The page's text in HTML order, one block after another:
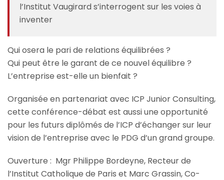
l’Institut Vaugirard s’interrogent sur les voies à
inventer
Qui osera le pari de relations équilibrées ?
Qui peut être le garant de ce nouvel équilibre ?
L’entreprise est-elle un bienfait ?
Organisée en partenariat avec ICP Junior Consulting,
cette conférence-débat est aussi une opportunité
pour les futurs diplômés de l’ICP d’échanger sur leur
vision de l’entreprise avec le PDG d’un grand groupe.
Ouverture : Mgr Philippe Bordeyne, Recteur de
l’Institut Catholique de Paris et Marc Grassin, Co-